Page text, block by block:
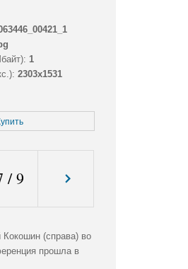
1
2303x1531
/9
(справа) во
прошла в